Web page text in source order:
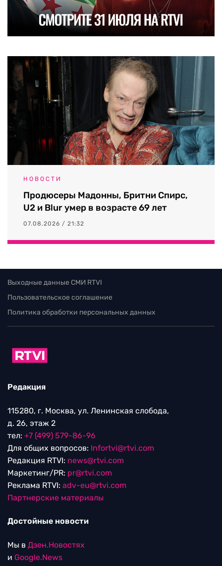
НОВОСТИ
Продюсеры Мадонны, Бритни Спирс,
U2 и Blur умер в возрасте 69 лет
07.08.2026 / 21:32
Выходные данные СМИ RTVI
Пользовательское соглашение
Политика обработки персональных данных
Редакция
115280, г. Москва, ул. Ленинская слобода,
д. 26, этаж 2
тел: +7 (499) 579-86-96
Для общих вопросов: Infortvi@rtvi.com
Редакция RTVI: news@rtvi.com
Маркетинг/PR: pr@rtvi.com
Реклама RTVI: adv-eu@rtvi.com
Партнерские материалы
Достойные новости
Мы в Дзен.Новостях
и Google.News